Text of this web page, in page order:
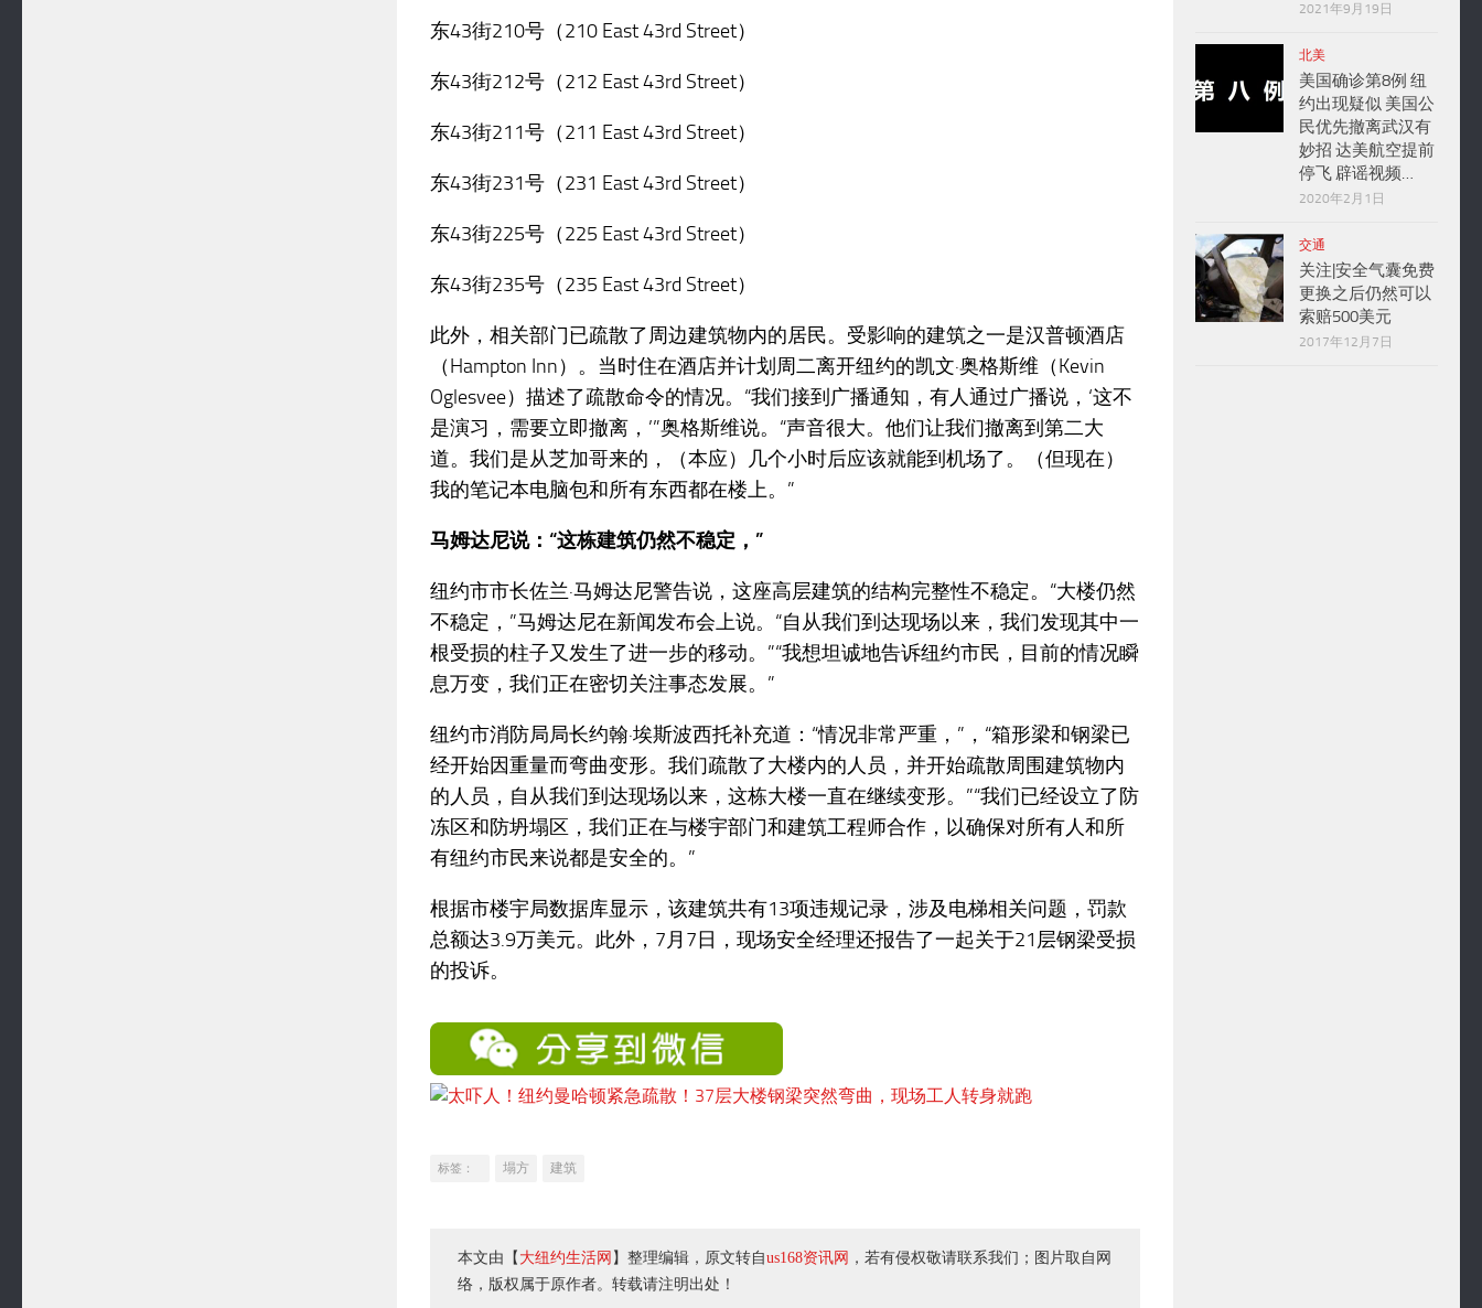
东43街210号（210 East 43rd Street）
东43街212号（212 East 43rd Street）
东43街211号（211 East 43rd Street）
东43街231号（231 East 43rd Street）
东43街225号（225 East 43rd Street）
东43街235号（235 East 43rd Street）
此外，相关部门已疏散了周边建筑物内的居民。受影响的建筑之一是汉普顿酒店
（Hampton Inn）。当时住在酒店并计划周二离开纽约的凯文·奥格斯维（Kevin
Oglesvee）描述了疏散命令的情况。“我们接到广播通知，有人通过广播说，‘这不
是演习，需要立即撤离，’”奥格斯维说。“声音很大。他们让我们撤离到第二大
道。我们是从芝加哥来的，（本应）几个小时后应该就能到机场了。（但现在）
我的笔记本电脑包和所有东西都在楼上。”
马姆达尼说：“这栋建筑仍然不稳定，”
纽约市市长佐兰·马姆达尼警告说，这座高层建筑的结构完整性不稳定。“大楼仍然
不稳定，”马姆达尼在新闻发布会上说。“自从我们到达现场以来，我们发现其中一
根受损的柱子又发生了进一步的移动。”“我想坦诚地告诉纽约市民，目前的情况瞬
息万变，我们正在密切关注事态发展。”
纽约市消防局局长约翰·埃斯波西托补充道：“情况非常严重，”，“箱形梁和钢梁已
经开始因重量而弯曲变形。我们疏散了大楼内的人员，并开始疏散周围建筑物内
的人员，自从我们到达现场以来，这栋大楼一直在继续变形。”“我们已经设立了防
冻区和防坍塌区，我们正在与楼宇部门和建筑工程师合作，以确保对所有人和所
有纽约市民来说都是安全的。”
根据市楼宇局数据库显示，该建筑共有13项违规记录，涉及电梯相关问题，罚款
总额达3.9万美元。此外，7月7日，现场安全经理还报告了一起关于21层钢梁受损
的投诉。
标签： 塌方 建筑
本文由【 大纽约生活网 】整理编辑，原文转自us168资讯网 ，若有侵权敬请联系我们；图片取自网
络，版权属于原作者。转载请注明出处！
2021年9月19日
北美
美国确诊第8例 纽
约出现疑似 美国公
民优先撤离武汉有
妙招 达美航空提前
停飞 辟谣视频…
2020年2月1日
交通
关注|安全气囊免费
更换之后仍然可以
索赔500美元
2017年12月7日